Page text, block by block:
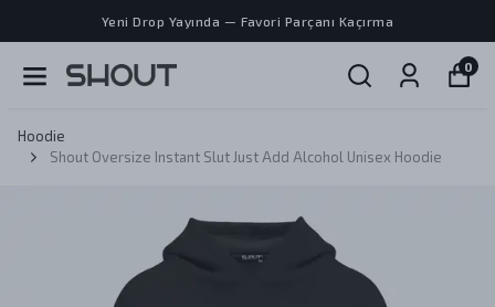
Yeni Drop Yayında — Favori Parçanı Kaçırma
0
Hoodie
Shout Oversize Instant Slut Just Add Alcohol Unisex Hoodie